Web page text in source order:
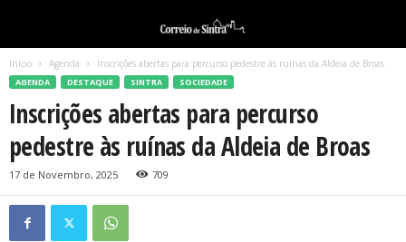
Início Agenda Inscrições abertas para percurso pedestre às ruínas da Aldeia de Broas
AGENDA DESTAQUE SINTRA SOCIEDADE
Inscrições abertas para percurso
pedestre às ruínas da Aldeia de Broas
17 de Novembro, 2025 709